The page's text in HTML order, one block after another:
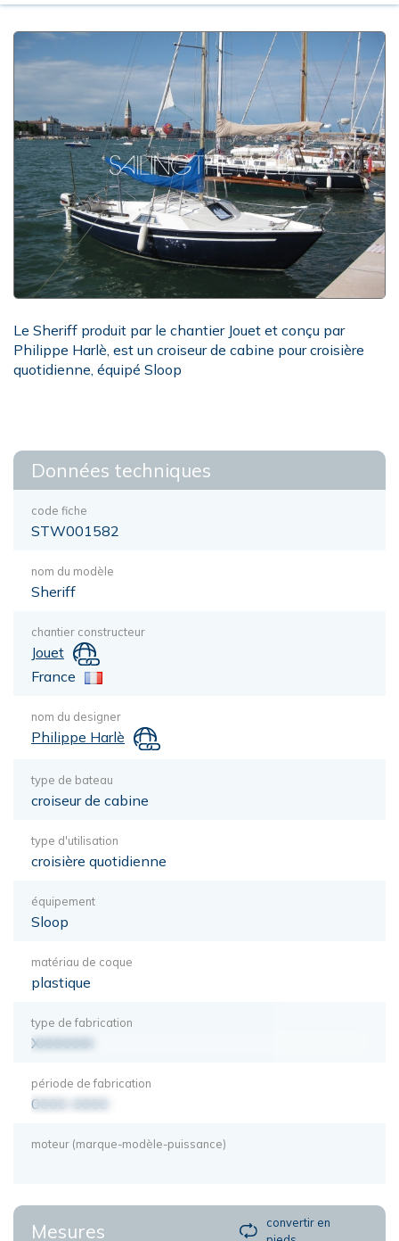
Le Sheriff produit par le chantier Jouet et conçu par
Philippe Harlè, est un croiseur de cabine pour croisière
quotidienne, équipé Sloop
Données techniques
code fiche
STW001582
nom du modèle
Sheriff
chantier constructeur
Jouet
France
nom du designer
Philippe Harlè
type de bateau
croiseur de cabine
type d'utilisation
croisière quotidienne
équipement
Sloop
matériau de coque
plastique
type de fabrication
XXXXXXX
période de fabrication
0000-0000
moteur (marque-modèle-puissance)
Mesures
convertir en